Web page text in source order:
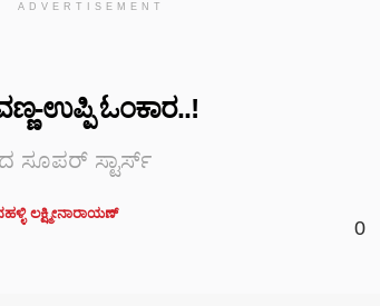
ADVERTISEMENT
ಉಪ್ಪಿ ಓಂಕಾರ..!
ಸೂಪರ್ ಸ್ಟಾರ್ಸ್
ಲಕ್ಷ್ಮೀನಾರಾಯಣ್
0